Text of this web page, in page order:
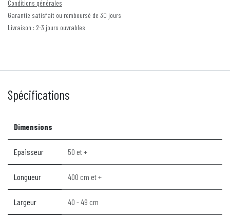
Conditions générales
Garantie satisfait ou remboursé de 30 jours
Livraison : 2-3 jours ouvrables
Spécifications
Dimensions
Epaisseur 50 et +
Longueur 400 cm et +
Largeur 40 - 49 cm